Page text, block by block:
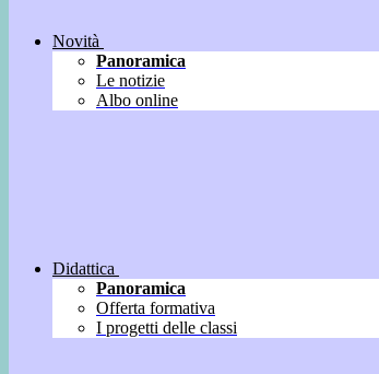
Novità
Panoramica
Le notizie
Albo online
Didattica
Panoramica
Offerta formativa
I progetti delle classi